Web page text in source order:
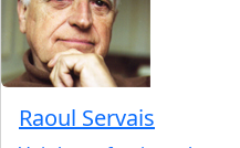
Raoul Servais